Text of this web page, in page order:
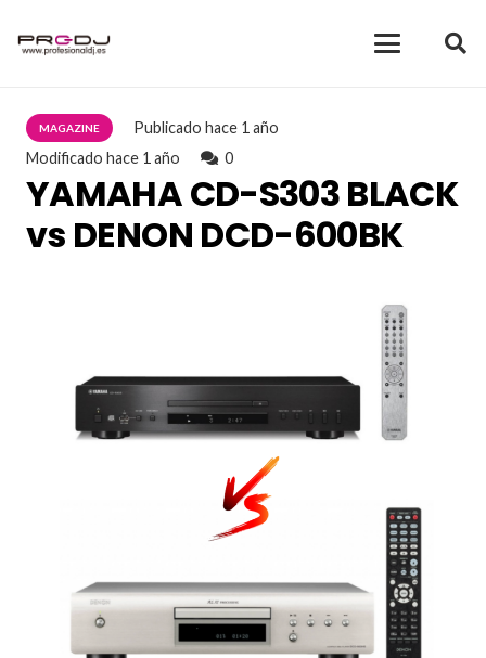
MAGAZINE Publicadohace 1 año
Modificado hace 1 año 0
YAMAHA CD-S303 BLACK
vs DENON DCD-600BK